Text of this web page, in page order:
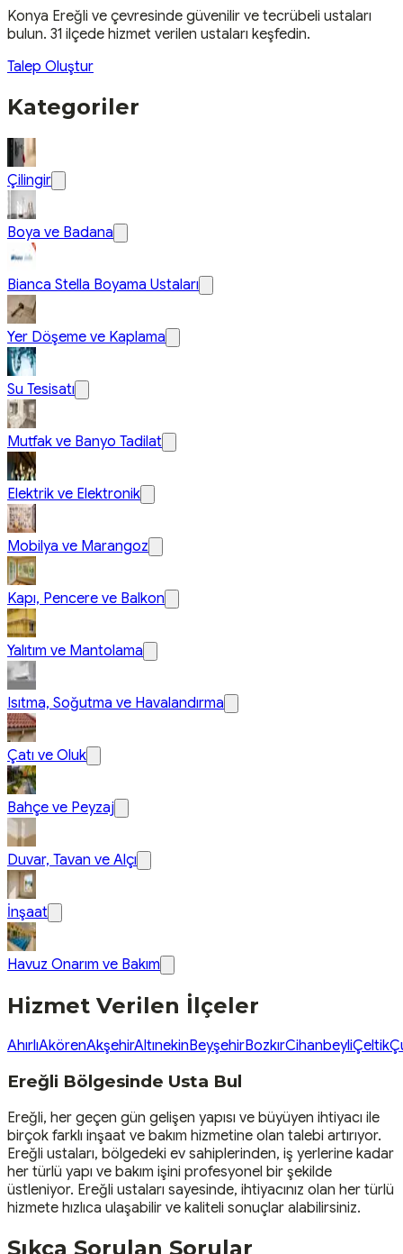
Konya Ereğli ve çevresinde güvenilir ve tecrübeli ustaları
bulun. 31 ilçede hizmet verilen ustaları keşfedin.
Talep Oluştur
Kategoriler
Çilingir
Boya ve Badana
Bianca Stella Boyama Ustaları
Yer Döşeme ve Kaplama
Su Tesisatı
Mutfak ve Banyo Tadilat
Elektrik ve Elektronik
Mobilya ve Marangoz
Kapı, Pencere ve Balkon
Yalıtım ve Mantolama
Isıtma, Soğutma ve Havalandırma
Çatı ve Oluk
Bahçe ve Peyzaj
Duvar, Tavan ve Alçı
İnşaat
Havuz Onarım ve Bakım
Hizmet Verilen İlçeler
AhırlıAkörenAkşehirAltınekinBeyşehirBozkırCihanbeyliÇeltik
Ereğli Bölgesinde Usta Bul
Ereğli, her geçen gün gelişen yapısı ve büyüyen ihtiyacı ile
birçok farklı inşaat ve bakım hizmetine olan talebi artırıyor.
Ereğli ustaları, bölgedeki ev sahiplerinden, iş yerlerine kadar
her türlü yapı ve bakım işini profesyonel bir şekilde
üstleniyor. Ereğli ustaları sayesinde, ihtiyacınız olan her türlü
hizmete hızlıca ulaşabilir ve kaliteli sonuçlar alabilirsiniz.
Sıkça Sorulan Sorular